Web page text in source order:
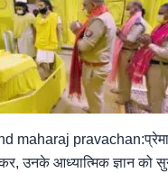
maharaj
उनके आध्यात्मिक ज्ञान को